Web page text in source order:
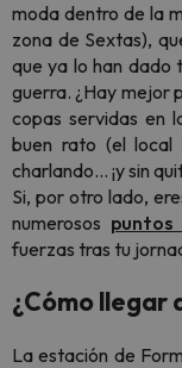
moda dentro de la
zona de Sextas),
que ya lo han dado
guerra. ¿Hay mejor
copas servidas en
buen rato (el local
charlando… ¡y sin
Si, por otro lado,
numerosos puntos
fuerzas tras tu
¿Cómo llegar
La estación de